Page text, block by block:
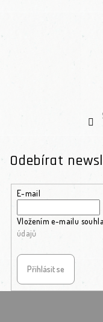
Odebírat
E-mail
Vložením e-mailu
údajů
Přihlásit se